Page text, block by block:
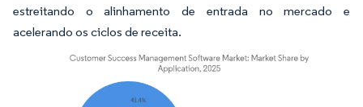
estreitando o alinhamento de entrada no mercado e
acelerando os ciclos de receita.